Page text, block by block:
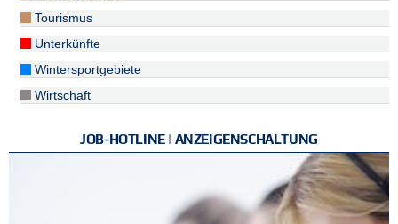
Tourismus
Unterkünfte
Wintersportgebiete
Wirtschaft
JOB-HOTLINE | ANZEIGENSCHALTUNG